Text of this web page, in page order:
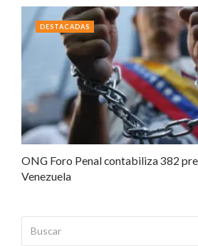
ONG Foro Penal contabiliza 382
Venezuela
DESTACADAS